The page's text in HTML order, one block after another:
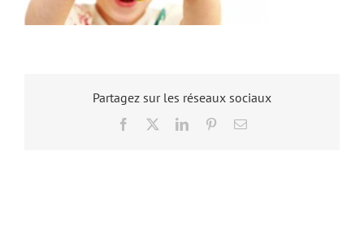
Partagez sur les réseaux sociaux
Facebook LinkedInPinterestEmail